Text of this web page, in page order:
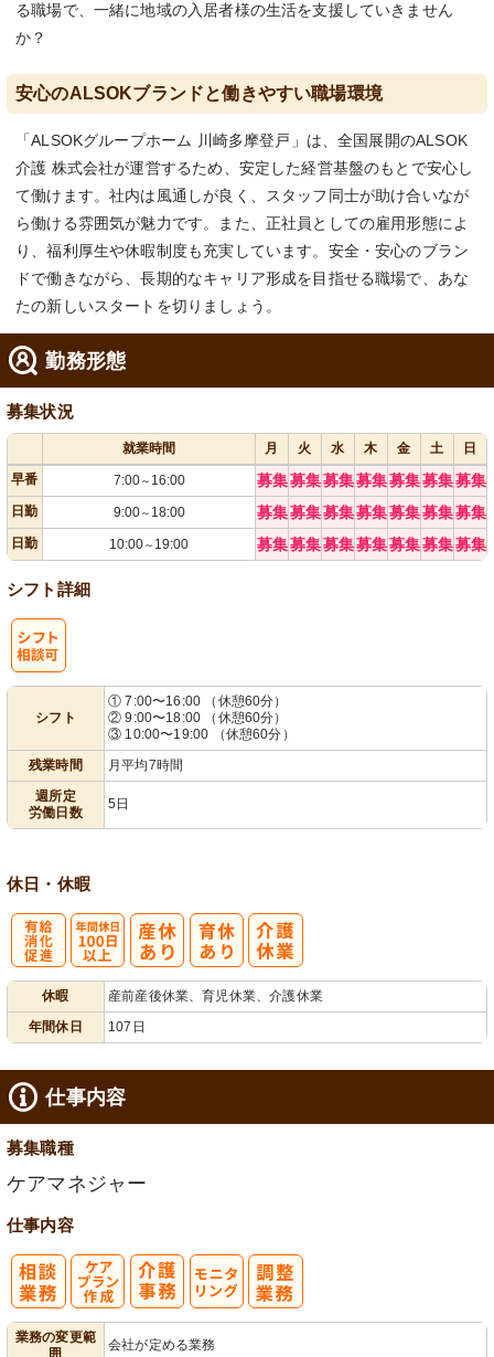
る職場で、一緒に地域の入居者様の生活を支援していきません
か？
安心のALSOKブランドと働きやすい職場環境
「ALSOKグループホーム 川崎多摩登戸」は、全国展開のALSOK
介護 株式会社が運営するため、安定した経営基盤のもとで安心し
て働けます。社内は風通しが良く、スタッフ同士が助け合いなが
ら働ける雰囲気が魅力です。また、正社員としての雇用形態によ
り、福利厚生や休暇制度も充実しています。安全・安心のブラン
ドで働きながら、長期的なキャリア形成を目指せる職場で、あな
たの新しいスタートを切りましょう。
勤務形態
募集状況
就業時間 月 火 水 木 金 土
日
早番
7:00～ 16:00 募集募集募集募集募集募集募集
日勤 9:00～ 18:00 募集募集募集募集募集募集募集
日勤 10:00～ 19:00 募集募集募集募集募集募集募集
シフト詳細
シフト
① 7:00〜16:00 （休憩60分）
② 9:00〜18:00 （休憩60分）
③ 10:00〜19:00 （休憩60分）
残業時間
月平均7時間
週所定
労働日数
5日
休日・休暇
休暇
産前産後休業、育児休業、介護休業
年間休日
107日
仕事内容
募集職種
ケアマネジャー
仕事内容
業務の変更範
囲
会社が定める業務